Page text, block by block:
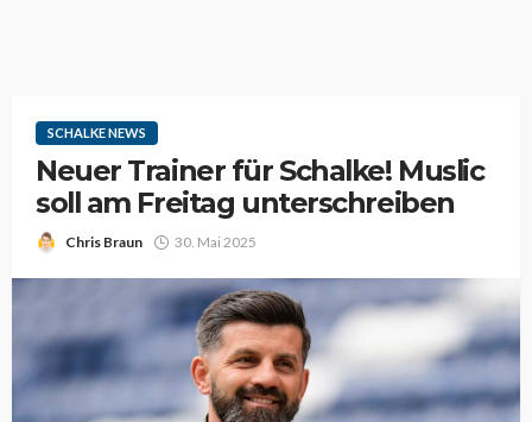
SCHALKE NEWS
Neuer Trainer für Schalke! Muslic
soll am Freitag unterschreiben
Chris Braun 30. Mai 2025